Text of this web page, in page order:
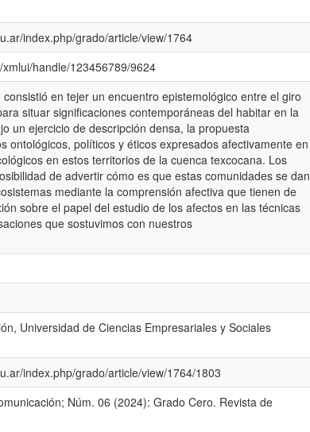
index.php/grado/article/view/1764
handle/123456789/9624
en tejer un encuentro epistemológico entre el giro
situar significaciones contemporáneas del habitar en la
un ejercicio de descripción densa, la propuesta
ontológicos, políticos y éticos expresados afectivamente en
en estos territorios de la cuenca texcocana. Los
de advertir cómo es que estas comunidades se dan
mediante la comprensión afectiva que tienen de
sobre el papel del estudio de los afectos en las técnicas
que sostuvimos con nuestros
Universidad de Ciencias Empresariales y Sociales
index.php/grado/article/view/1764/1803
Núm. 06 (2024): Grado Cero. Revista de